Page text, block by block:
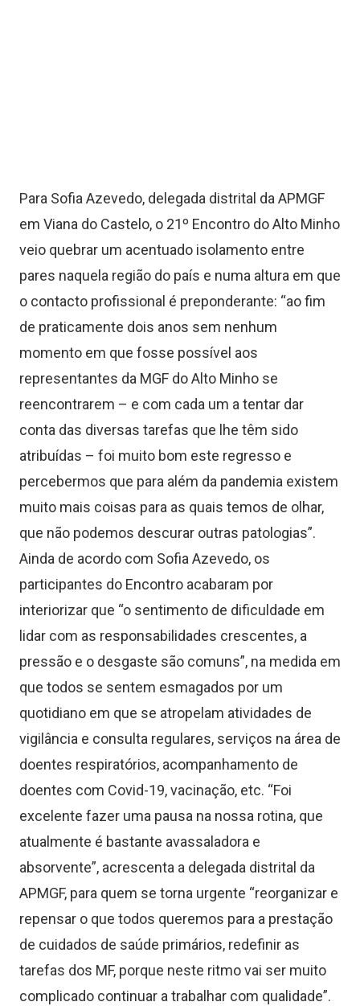
Para Sofia Azevedo, delegada distrital da APMGF
em Viana do Castelo, o 21º Encontro do Alto Minho
veio quebrar um acentuado isolamento entre
pares naquela região do país e numa altura em que
o contacto profissional é preponderante: “ao fim
de praticamente dois anos sem nenhum
momento em que fosse possível aos
representantes da MGF do Alto Minho se
reencontrarem – e com cada um a tentar dar
conta das diversas tarefas que lhe têm sido
atribuídas – foi muito bom este regresso e
percebermos que para além da pandemia existem
muito mais coisas para as quais temos de olhar,
que não podemos descurar outras patologias”.
Ainda de acordo com Sofia Azevedo, os
participantes do Encontro acabaram por
interiorizar que “o sentimento de dificuldade em
lidar com as responsabilidades crescentes, a
pressão e o desgaste são comuns”, na medida em
que todos se sentem esmagados por um
quotidiano em que se atropelam atividades de
vigilância e consulta regulares, serviços na área de
doentes respiratórios, acompanhamento de
doentes com Covid-19, vacinação, etc. “Foi
excelente fazer uma pausa na nossa rotina, que
atualmente é bastante avassaladora e
absorvente”, acrescenta a delegada distrital da
APMGF, para quem se torna urgente “reorganizar e
repensar o que todos queremos para a prestação
de cuidados de saúde primários, redefinir as
tarefas dos MF, porque neste ritmo vai ser muito
complicado continuar a trabalhar com qualidade”.